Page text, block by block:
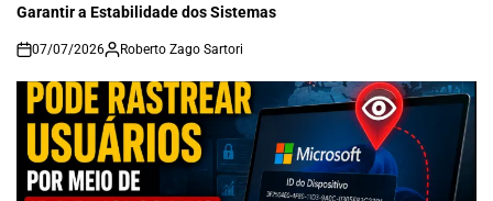
Garantir a Estabilidade dos Sistemas
on
07/07/2026 Roberto Zago Sartori